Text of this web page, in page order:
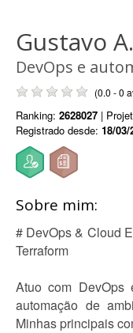
Gustavo A.
DevOps e
(0.0 - 0
Ranking: 2628027 |
Registrado desde: 18/03/
Sobre mim:
# DevOps & Cloud
Terraform
Atuo com DevOps
automação de
Minhas principais